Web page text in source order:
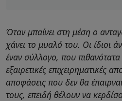
Όταν μπαίνει στη μέση ο
χάνει το μυαλό του. Οι ίδιοι
έναν σύλλογο, που
εξαιρετικές επιχειρηματικές
αποφάσεις που δεν θα έπαιρναν
τους, επειδή θέλουν να